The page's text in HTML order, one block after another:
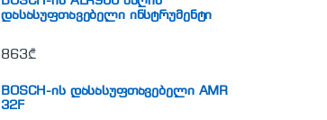
დასასუფთავებელი ინსტრუმენტი
863₾
BOSCH-ის დასასუფთავებელი AMR
32F